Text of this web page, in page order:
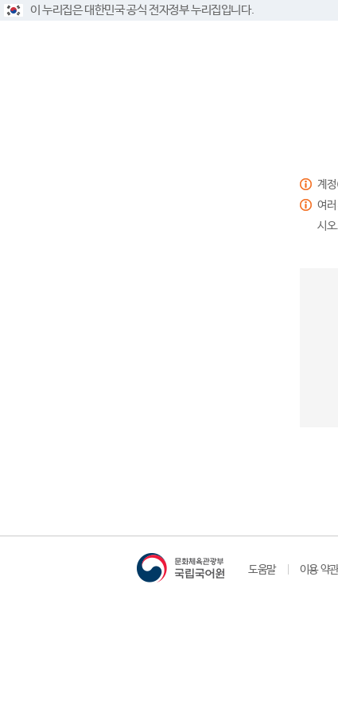
이 누리집은 대한민국 공식 전자정부 누리집입니다.
계정
여러
시오.
도움말 이용 약관